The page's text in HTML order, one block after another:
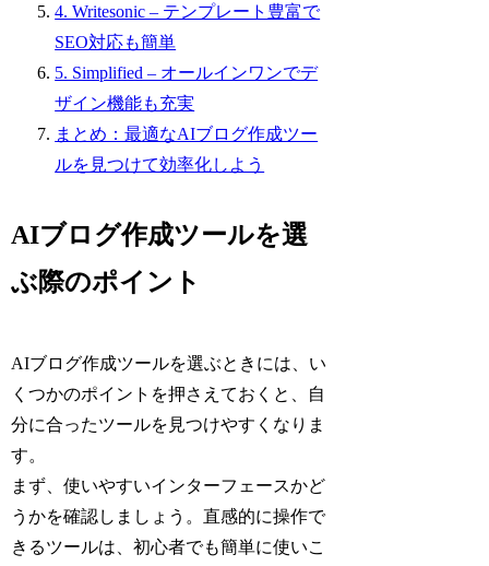
4. Writesonic – テンプレート豊富で
SEO対応も簡単
5. Simplified – オールインワンでデ
ザイン機能も充実
まとめ：最適なAIブログ作成ツー
ルを見つけて効率化しよう
AIブログ作成ツールを選
ぶ際のポイント
AIブログ作成ツールを選ぶときには、い
くつかのポイントを押さえておくと、自
分に合ったツールを見つけやすくなりま
す。
まず、使いやすいインターフェースかど
うかを確認しましょう。直感的に操作で
きるツールは、初心者でも簡単に使いこ